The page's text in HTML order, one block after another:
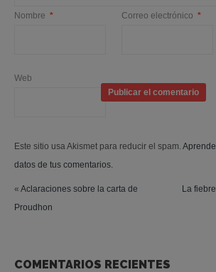
Nombre * Correo electrónico *
Web
Este sitio usa Akismet para reducir el spam.
datos de tus comentarios.
« Aclaraciones sobre la carta de
Proudhon
La
COMENTARIOS RECIENTES